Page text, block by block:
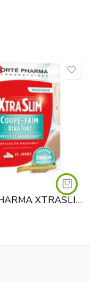
FORTE PHARMA XTRASLIM COUPE FAIM 60 GELULES